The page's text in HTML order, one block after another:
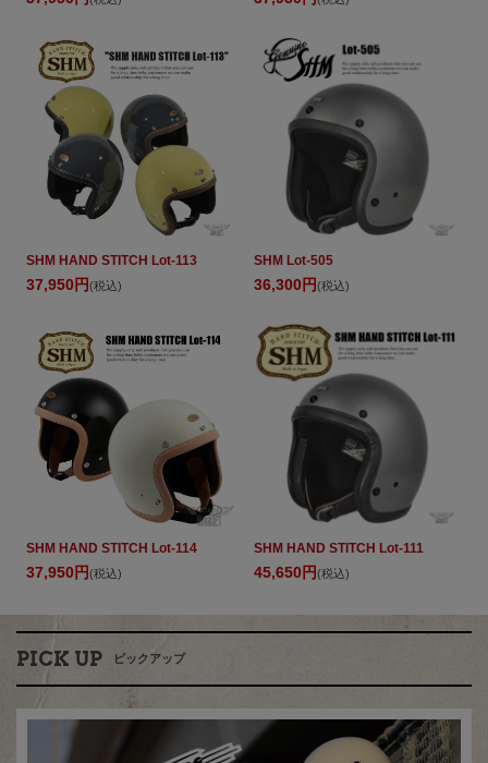
PICK UP ピックアップ
SHM HAND STITCH Lot-113
37,950円(税込)
SHM Lot-505
36,300円(税込)
SHM HAND STITCH Lot-114
37,950円(税込)
SHM HAND STITCH Lot-111
45,650円(税込)